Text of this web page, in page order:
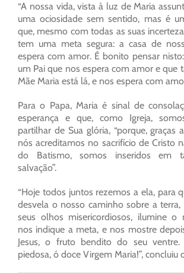
“A nossa vida, vista à luz de Maria
uma ociosidade sem sentido, mas é
que, mesmo com todas as suas
tem uma meta segura: a casa de
espera com amor. É bonito pensar
um Pai que nos espera com amor e que
Mãe Maria está lá, e nos espera com
Para o Papa, Maria é sinal de
esperança e que, como Igreja,
partilhar de Sua glória, “porque, graças
nós acreditamos no sacrifício de Cristo
do Batismo, somos inseridos em
salvação”.
“Hoje todos juntos rezemos a ela, para
desvela o nosso caminho sobre a terra,
seus olhos misericordiosos, ilumine o
nos indique a meta, e nos mostre
Jesus, o fruto bendito do seu
piedosa, ó doce Virgem Maria!”, concluiu